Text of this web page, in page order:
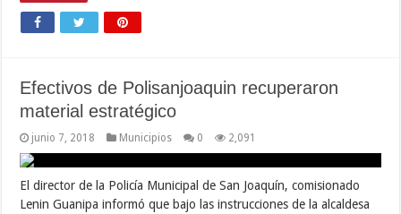
Efectivos de Polisanjoaquin recuperaron
material estratégico
junio 7, 2018 Municipios 0 2,091
El director de la Policía Municipal de San Joaquín, comisionado
Lenin Guanipa informó que bajo las instrucciones de la alcaldesa